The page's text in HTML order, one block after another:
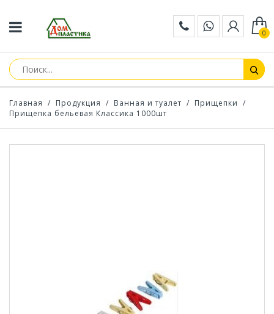
0
Главная / Продукция / Ванная и туалет / Прищепки /
Прищепка бельевая Классика 1000шт